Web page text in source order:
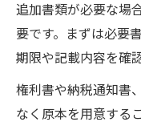
追加書類が必要な場
要です。まずは必要
期限や記載内容を確
権利書や納税通知書
なく原本を用意する